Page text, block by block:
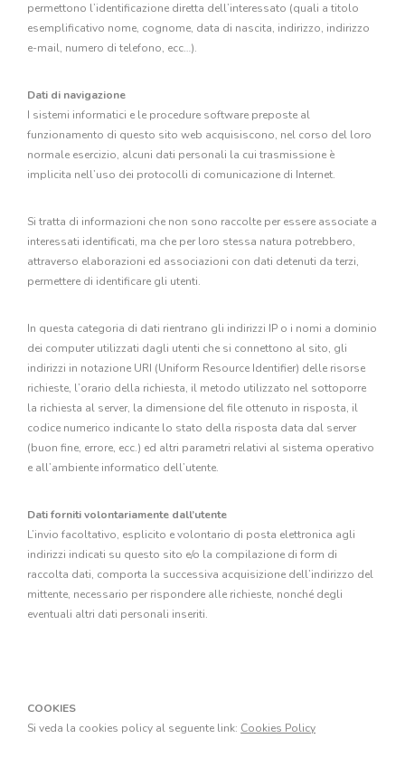
permettono l’identificazione diretta dell’interessato (quali a titolo
esemplificativo nome, cognome, data di nascita, indirizzo, indirizzo
e-mail, numero di telefono, ecc…).
Dati di navigazione
I sistemi informatici e le procedure software preposte al
funzionamento di questo sito web acquisiscono, nel corso del loro
normale esercizio, alcuni dati personali la cui trasmissione è
implicita nell’uso dei protocolli di comunicazione di Internet.
Si tratta di informazioni che non sono raccolte per essere associate a
interessati identificati, ma che per loro stessa natura potrebbero,
attraverso elaborazioni ed associazioni con dati detenuti da terzi,
permettere di identificare gli utenti.
In questa categoria di dati rientrano gli indirizzi IP o i nomi a dominio
dei computer utilizzati dagli utenti che si connettono al sito, gli
indirizzi in notazione URI (Uniform Resource Identifier) delle risorse
richieste, l’orario della richiesta, il metodo utilizzato nel sottoporre
la richiesta al server, la dimensione del file ottenuto in risposta, il
codice numerico indicante lo stato della risposta data dal server
(buon fine, errore, ecc.) ed altri parametri relativi al sistema operativo
e all’ambiente informatico dell’utente.
Dati forniti volontariamente dall’utente
L’invio facoltativo, esplicito e volontario di posta elettronica agli
indirizzi indicati su questo sito e/o la compilazione di form di
raccolta dati, comporta la successiva acquisizione dell’indirizzo del
mittente, necessario per rispondere alle richieste, nonché degli
eventuali altri dati personali inseriti.
COOKIES
Si veda la cookies policy al seguente link: Cookies Policy